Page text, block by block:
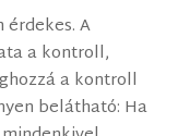
A
a kontroll,
a kontroll
belátható: Ha